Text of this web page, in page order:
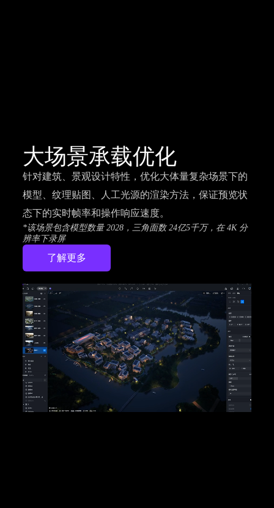
大场景承载优化
针对建筑、景观设计特性，优化大体量复杂场景下的
模型、纹理贴图、人工光源的渲染方法，保证预览状
态下的实时帧率和操作响应速度。
*该场景包含模型数量 2028，三角面数 24亿5千万，在 4K 分
辨率下录屏
了解更多